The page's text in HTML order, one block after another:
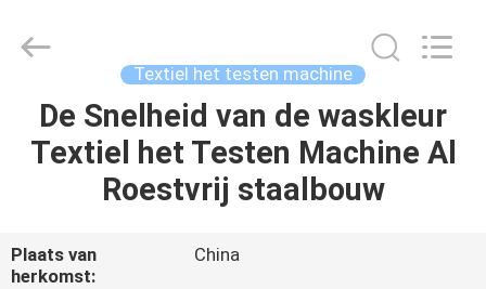
HUIS
PRODUCTEN
VIDEOS
Technology
Textiel het testen machine
De Snelheid van de waskleur
Textiel het Testen Machine Al
Roestvrij staalbouw
Plaats van
herkomst:
China